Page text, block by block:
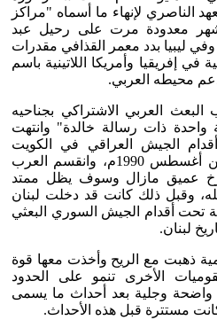
الناصري لإنهاء ما أسماه "مراكز
معدودة مرت على رحيل عبد
في 28 سبتمبر 1970م، وفي ليبيا بدد معمر القذافي مقدرات
في إفريقيا وأمريكا اللاتينية باسم
محيطه العربي.
العربي الاشتراكي بجناحيه
ذات رسالة خالدة" وانتهت
أقدام الجيش العراقي في الكويت
العربية الصغيرة في الثاني من أغسطس 1990م، وانقسم العرب
عميق مازال وسوف يظل ممتد
الله، وقبل ذلك كانت قد دخلت لبنان
تحت أقدام الجيش السوري البعثي
لبنان.
ذهبت مع الريح وأخذت معها قوة
الأخرى تنمو على الحدود
واضحة وجلية بعد أحداث ما يسمى
مستترة قبل هذه الأحداث.